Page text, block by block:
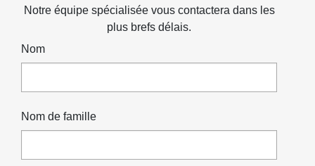
Notre équipe spécialisée vous contactera dans les
plus brefs délais.
Nom
Nom de famille